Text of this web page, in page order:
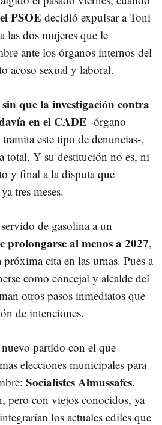
PSOE decidió expulsar a Toni
a las dos mujeres que le
ante los órganos internos del
acoso sexual y laboral.
sin que la investigación contra
en el CADE -órgano
este tipo de denuncias-,
total. Y su destitución no es, ni
y final a la disputa que
tres meses.
de gasolina a un
prolongarse al menos a 2027,
cita en las urnas. Pues a
como concejal y alcalde del
otros pasos inmediatos que
de intenciones.
partido con el que
elecciones municipales para
Socialistes Almussafes.
pero con viejos conocidos, ya
los actuales ediles que